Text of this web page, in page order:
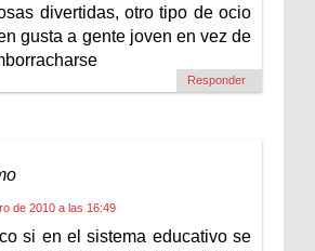
divertidas, otro tipo de ocio
gusta a gente joven en vez de
Responder
de 2010 a las 16:49
si en el sistema educativo se